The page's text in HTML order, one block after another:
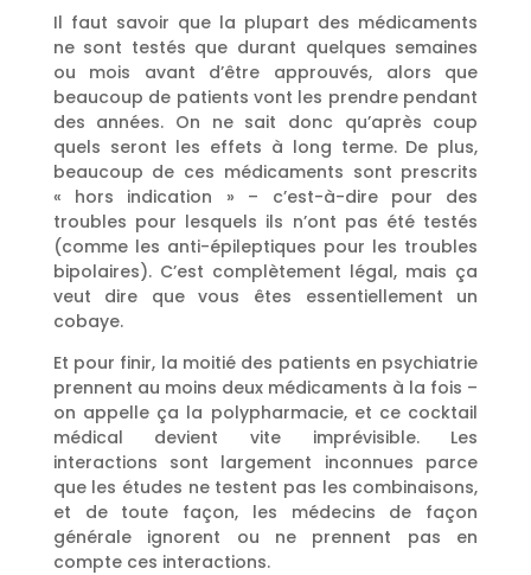
Il faut savoir que la plupart des médicaments
ne sont testés que durant quelques semaines
ou mois avant d’être approuvés, alors que
beaucoup de patients vont les prendre pendant
des années. On ne sait donc qu’après coup
quels seront les effets à long terme. De plus,
beaucoup de ces médicaments sont prescrits
« hors indication » – c’est-à-dire pour des
troubles pour lesquels ils n’ont pas été testés
(comme les anti-épileptiques pour les troubles
bipolaires). C’est complètement légal, mais ça
veut dire que vous êtes essentiellement un
cobaye.
Et pour finir, la moitié des patients en psychiatrie
prennent au moins deux médicaments à la fois –
on appelle ça la polypharmacie, et ce cocktail
médical devient vite imprévisible. Les
interactions sont largement inconnues parce
que les études ne testent pas les combinaisons,
et de toute façon, les médecins de façon
générale ignorent ou ne prennent pas en
compte ces interactions.